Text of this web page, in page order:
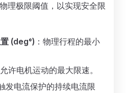
理极限阈值，以实现安全限
(deg°) ：物理行程的最小
允许电机运动的最大限速。
发电流保护的持续电流限